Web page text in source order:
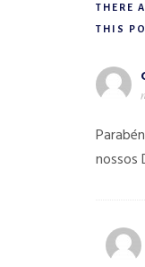
THERE
THIS
nossos